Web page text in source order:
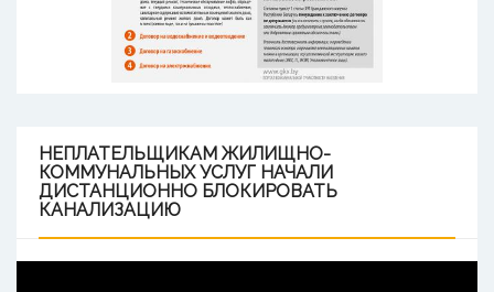
НЕПЛАТЕЛЬЩИКАМ ЖИЛИЩНО-
КОММУНАЛЬНЫХ УСЛУГ НАЧАЛИ
ДИСТАНЦИОННО БЛОКИРОВАТЬ
КАНАЛИЗАЦИЮ